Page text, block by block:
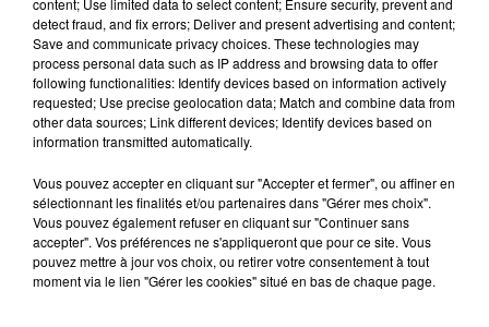
Break It Off
detect fraud, and fix errors; Deliver and present advertising and content;
Save and communicate privacy choices. These technologies may
process personal data such as IP address and browsing data to offer
following functionalities: Identify devices based on information actively
requested; Use precise geolocation data; Match and combine data from
other data sources; Link different devices; Identify devices based on
information transmitted automatically.
Vous pouvez accepter en cliquant sur "Accepter et fermer", ou affiner en
sélectionnant les finalités et/ou partenaires dans "Gérer mes choix".
Vous pouvez également refuser en cliquant sur "Continuer sans
accepter". Vos préférences ne s'appliqueront que pour ce site. Vous
pouvez mettre à jour vos choix, ou retirer votre consentement à tout
moment via le lien "Gérer les cookies" situé en bas de chaque page.